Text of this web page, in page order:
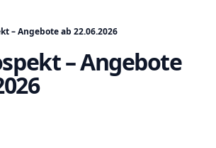
– Angebote ab 22.06.2026
– Angebote